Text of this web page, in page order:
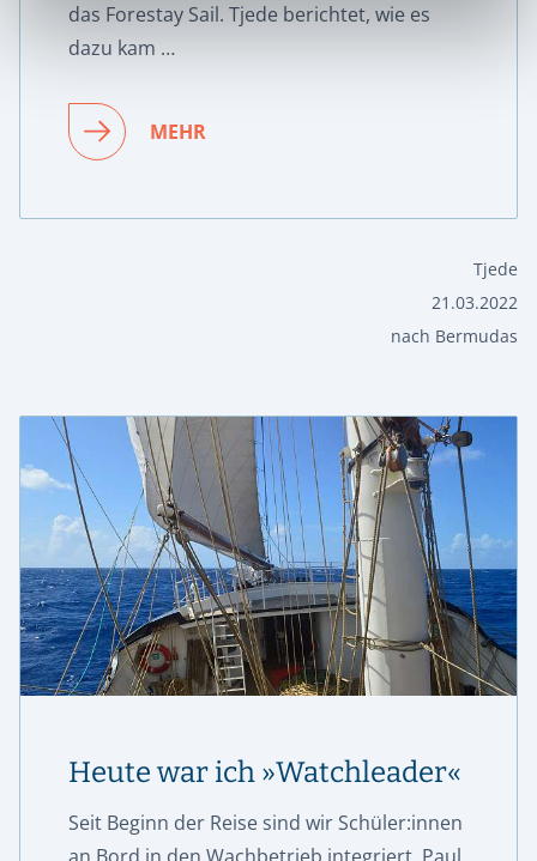
das Forestay Sail. Tjede berichtet, wie es
dazu kam …
MEHR
Tjede
21.03.2022
nach Bermudas
Heute war ich »Watchleader«
Seit Beginn der Reise sind wir Schüler:innen